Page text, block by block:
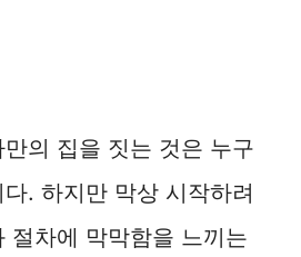
의 집을 짓는 것은 누구
. 하지만 막상 시작하려
절차에 막막함을 느끼는